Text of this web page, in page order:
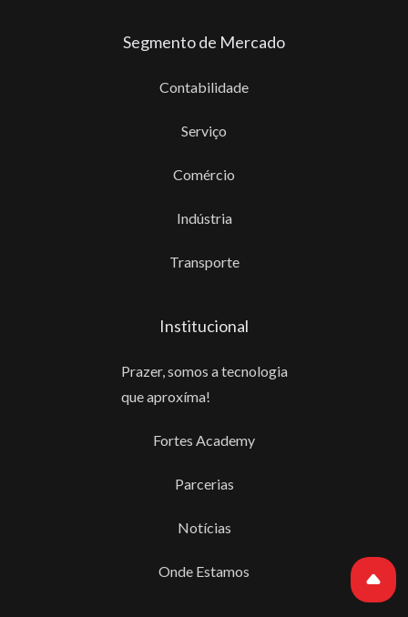
Segmento de Mercado
Contabilidade
Serviço
Comércio
Indústria
Transporte
Institucional
Prazer, somos a tecnologia
que aproxíma!
Fortes Academy
Parcerias
Notícias
Onde Estamos